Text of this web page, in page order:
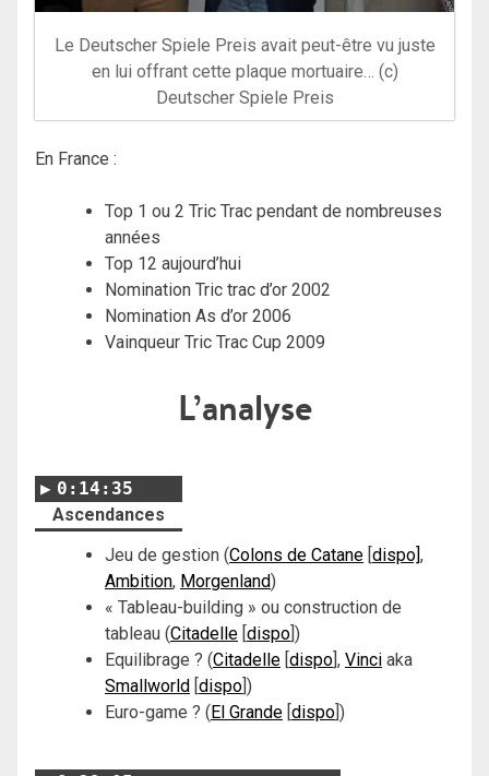
Le Deutscher Spiele Preis avait peut-être vu juste
en lui offrant cette plaque mortuaire… (c)
Deutscher Spiele Preis
En France :
Top 1 ou 2 Tric Trac pendant de nombreuses
années
Top 12 aujourd’hui
Nomination Tric trac d’or 2002
Nomination As d’or 2006
Vainqueur Tric Trac Cup 2009
L’analyse
0:14:35
Ascendances
Jeu de gestion (Colons de Catane [dispo],
Ambition, Morgenland)
« Tableau-building » ou construction de
tableau (Citadelle [dispo])
Equilibrage ? (Citadelle [dispo], Vinci aka
Smallworld [dispo])
Euro-game ? (El Grande [dispo])